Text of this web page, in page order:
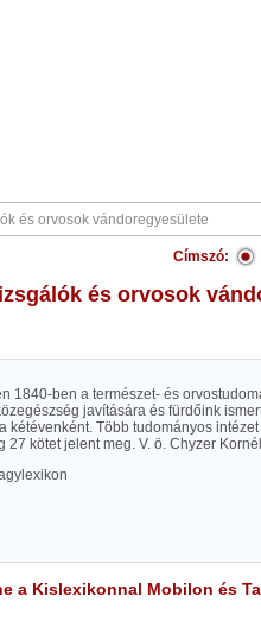
Címszó:
és orvosok
1840-ben a természet- és
javítására és fürdőink
kétévenként. Több tudományos
27 kötet jelent meg. V. ö. Chyzer
a Kislexikonnal Mobilon és